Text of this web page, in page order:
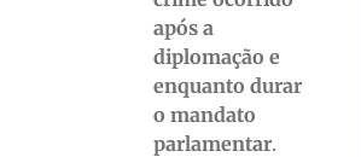
após a
diplomação e
enquanto durar
o mandato
parlamentar.